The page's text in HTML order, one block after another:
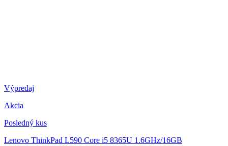
Výpredaj
Akcia
Posledný kus
Lenovo ThinkPad L590 Core i5 8365U 1.6GHz/16GB